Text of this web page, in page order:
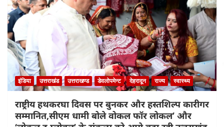
इंडिया उत्तराखंड उत्तराखण्ड डेवलोपमेन्ट देहरादून राज्य स्वास्थ्य
राष्ट्रीय हथकरघा दिवस पर बुनकर और हस्तशिल्प कारीगर
सम्मानित,सीएम धामी बोले वोकल फॉर लोकल’ और